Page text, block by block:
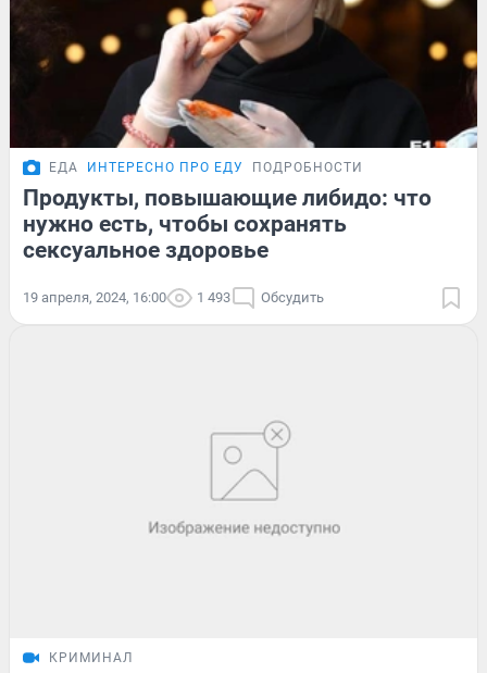
ЕДА ИНТЕРЕСНО ПРО ЕДУ ПОДРОБНОСТИ
Продукты, повышающие либидо: что
нужно есть, чтобы сохранять
сексуальное здоровье
19 апреля, 2024, 16:00 1 493 Обсудить
КРИМИНАЛ